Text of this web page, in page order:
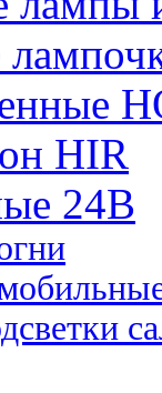
HIR
24B